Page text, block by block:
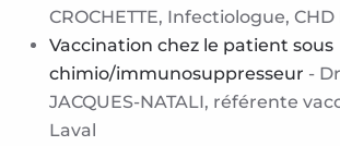
CROCHETTE, Infectiologue,
Vaccination chez le patient sous
chimio/immunosuppresseur -
JACQUES-NATALI, référente
Laval